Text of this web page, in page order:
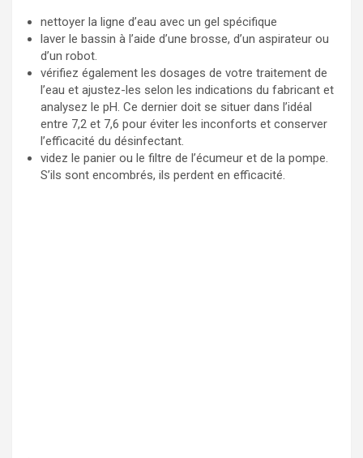
nettoyer la ligne d’eau avec un gel spécifique
laver le bassin à l’aide d’une brosse, d’un aspirateur ou
d’un robot.
vérifiez également les dosages de votre traitement de
l’eau et ajustez-les selon les indications du fabricant et
analysez le pH. Ce dernier doit se situer dans l’idéal
entre 7,2 et 7,6 pour éviter les inconforts et conserver
l’efficacité du désinfectant.
videz le panier ou le filtre de l’écumeur et de la pompe.
S’ils sont encombrés, ils perdent en efficacité.